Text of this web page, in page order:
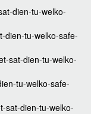
dien-tu-welko-
dien-tu-welko-safe-
sat-dien-tu-welko-
tu-welko-safe-
sat-dien-tu-welko-